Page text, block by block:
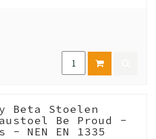
Beta Stoelen
Be Proud -
- NEN EN 1335